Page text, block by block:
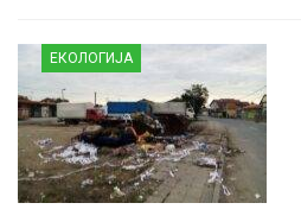
ЕКОЛОГИЈА